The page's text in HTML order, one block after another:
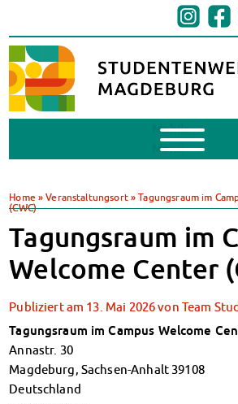
Mobile
Menu
BAföG beantragen
BAföG-FAQs
Dokumente
BAföG-Sprechstunden
Kredite & Stipendien
Mensen & Cafeterien
Heute in unseren Mensen
JoGo – Studibar + Eventspace
Klimabewusst essen
Mensa-FAQs
Home »Veranstaltungsort»Tagungsraum im
(CWC)
Tagungsraum im
Welcome Center
Publiziert am 13. Mai 2026von Team
Tagungsraum im Campus Welcome
Annastr. 30
Magdeburg, Sachsen-Anhalt 39108
Deutschland